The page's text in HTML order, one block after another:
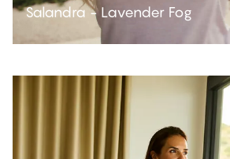
Salandra - Lavender Fog